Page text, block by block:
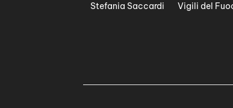
Stefania Saccardi
Vigili del